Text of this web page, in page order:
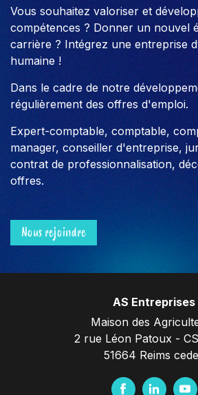
Vous souhaitez valoriser et
compétences ? Donner un nouvel
carrière ? Intégrez une entreprise
humaine !
Dans le cadre de notre
régulièrement des offres d'emploi.
Expert-comptable, comptable,
manager, conseiller d'entreprise,
contrat de professionnalisation,
offres.
Nous rejoindre
AS Entreprises
Maison des
2 rue Léon Patoux -
51664 Reims